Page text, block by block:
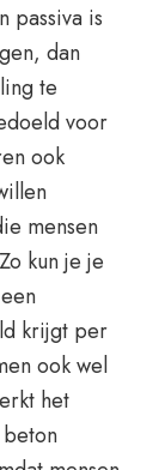
passiva is
dan
te
voor
ook
mensen
kun je je
krijgt per
ook wel
het